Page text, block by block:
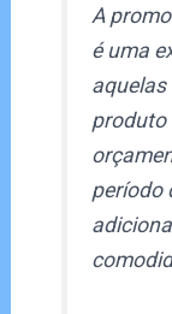
A
é uma
aquelas
produto
período